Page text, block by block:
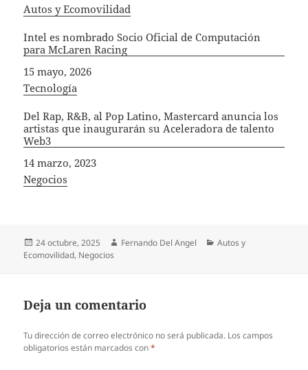
In relation to
Autos y Ecomovilidad
Intel es nombrado Socio Oficial de Computación
para McLaren Racing
Fecha
15 mayo, 2026
In relation to
Tecnología
Del Rap, R&B, al Pop Latino, Mastercard anuncia los
artistas que inaugurarán su Aceleradora de talento
Web3
Fecha
14 marzo, 2023
In relation to
Negocios
Publicado
el
24 octubre, 2025 Autor
Fernando Del Angel Categorías
Autos y
Ecomovilidad, Negocios
Deja un comentario
Tu dirección de correo electrónico no será publicada. Los campos
obligatorios están marcados con*